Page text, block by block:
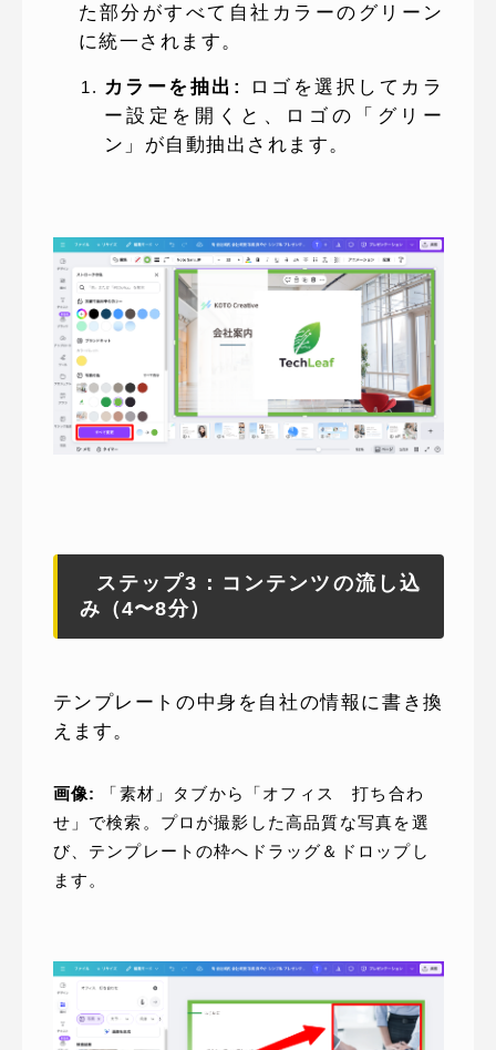
た部分がすべて自社カラーのグリーン
に統一されます。
カラーを抽出:
ロゴを選択してカラ
ー設定を開くと、ロゴの「グリー
ン」が自動抽出されます。
ステップ3：コンテンツの流し込
み（4〜8分）
テンプレートの中身を自社の情報に書き換
えます。
画像:
「素材」タブから「オフィス 打ち合わ
せ」で検索。プロが撮影した高品質な写真を選
び、テンプレートの枠へドラッグ＆ドロップし
ます。